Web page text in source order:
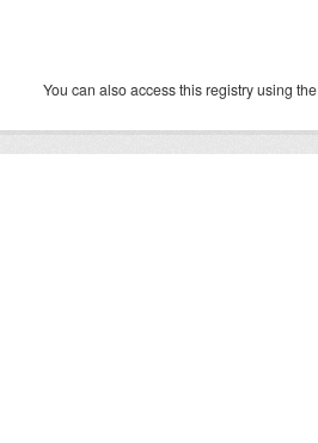
You can also access this registry using the